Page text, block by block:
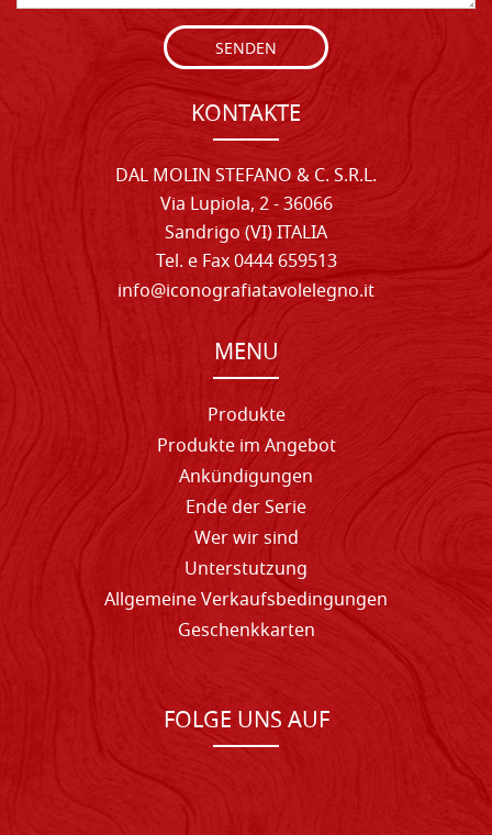
SENDEN
KONTAKTE
DAL MOLIN STEFANO & C. S.R.L.
Via Lupiola, 2 - 36066
Sandrigo (VI) ITALIA
Tel. e Fax 0444 659513
info@iconografiatavolelegno.it
MENU
Produkte
Produkte im Angebot
Ankündigungen
Ende der Serie
Wer wir sind
Unterstutzung
Allgemeine Verkaufsbedingungen
Geschenkkarten
FOLGE UNS AUF